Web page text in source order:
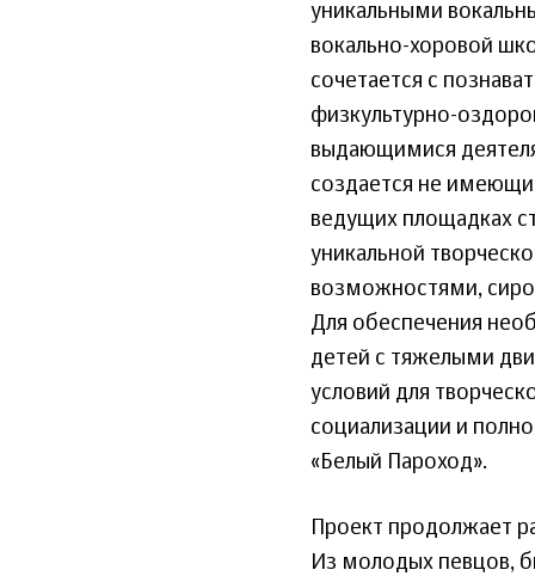
уникальными
вокально-хоровой
сочетается с
физкультурно-
выдающимися
создается не
ведущих площадках
уникальной
возможностями,
Для обеспечения
детей с тяжелыми
условий для
социализации и
«Белый Пароход».
Проект продолжает
Из молодых певцов,